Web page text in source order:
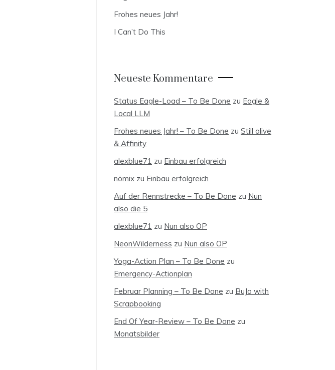
Frohes neues Jahr!
I Can’t Do This
Neueste Kommentare
Status Eagle-Load – To Be Done zu Eagle &
Local LLM
Frohes neues Jahr! – To Be Done zu Still alive
& Affinity
alexblue71 zu Einbau erfolgreich
nömix zu Einbau erfolgreich
Auf der Rennstrecke – To Be Done zu Nun
also die 5
alexblue71 zu Nun also OP
NeonWilderness zu Nun also OP
Yoga-Action Plan – To Be Done zu
Emergency-Actionplan
Februar Planning – To Be Done zu BuJo with
Scrapbooking
End Of Year-Review – To Be Done zu
Monatsbilder